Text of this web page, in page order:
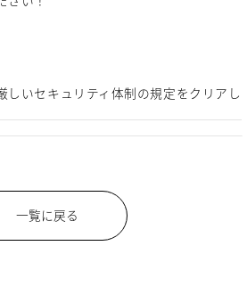
しいセキュリティ体制の規定をクリアし
一覧に戻る